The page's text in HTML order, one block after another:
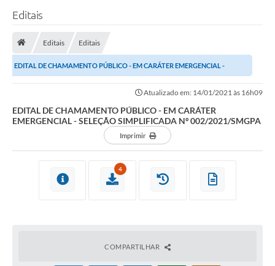
Editais
Editais Editais
EDITAL DE CHAMAMENTO PÚBLICO - EM CARÁTER EMERGENCIAL -
SELEÇÃO SIMPLIFICADA Nº 002/2021/SMGPA
Atualizado em: 14/01/2021 às 16h09
EDITAL DE CHAMAMENTO PÚBLICO - EM CARÁTER
EMERGENCIAL - SELEÇÃO SIMPLIFICADA Nº 002/2021/SMGPA
Imprimir
4
COMPARTILHAR